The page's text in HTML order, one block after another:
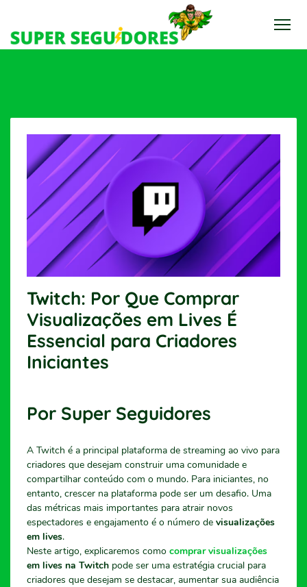
Twitch: Por Que Comprar
Visualizações em Lives É
Essencial para Criadores
Iniciantes
Por Super Seguidores
A Twitch é a principal plataforma de streaming ao vivo para
criadores que desejam construir uma comunidade e
compartilhar conteúdo com o mundo. Para iniciantes, no
entanto, crescer na plataforma pode ser um desafio. Uma
das métricas mais importantes para atrair novos
espectadores e engajamento é o número de visualizações
em lives.
Neste artigo, explicaremos como comprar visualizações
em lives na Twitch pode ser uma estratégia crucial para
criadores que desejam se destacar, aumentar sua audiência